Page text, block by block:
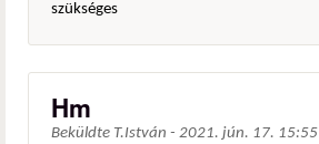
szükséges
Hm
Beküldte T.István - 2021. jún. 17. 15:55